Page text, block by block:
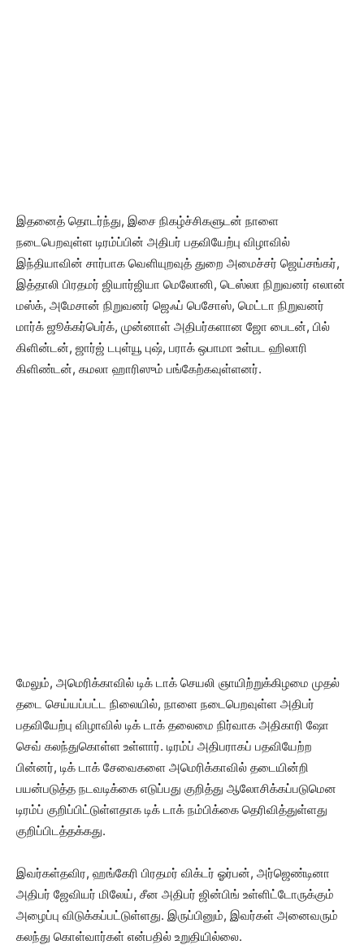
இதனைத் தொடர்ந்து, இசை நிகழ்ச்சிகளுடன் நாளை
நடைபெறவுள்ள டிரம்ப்பின் அதிபர் பதவியேற்பு விழாவில்
இந்தியாவின் சார்பாக வெளியுறவுத் துறை அமைச்சர் ஜெய்சங்கர்,
இத்தாலி பிரதமர் ஜியார்ஜியா மெலோனி, டெஸ்லா நிறுவனர் எலான்
மஸ்க், அமேசான் நிறுவனர் ஜெஃப் பெசோஸ், மெட்டா நிறுவனர்
மார்க் ஜூக்கர்பெர்க், முன்னாள் அதிபர்களான ஜோ பைடன், பில்
கிளின்டன், ஜார்ஜ் டபுள்யூ புஷ், பராக் ஒபாமா உள்பட ஹிலாரி
கிளிண்டன், கமலா ஹாரிஸும் பங்கேற்கவுள்ளனர்.
மேலும், அமெரிக்காவில் டிக் டாக் செயலி ஞாயிற்றுக்கிழமை முதல்
தடை செய்யப்பட்ட நிலையில், நாளை நடைபெறவுள்ள அதிபர்
பதவியேற்பு விழாவில் டிக் டாக் தலைமை நிர்வாக அதிகாரி ஷோ
செவ் கலந்துகொள்ள உள்ளார். டிரம்ப் அதிபராகப் பதவியேற்ற
பின்னர், டிக் டாக் சேவைகளை அமெரிக்காவில் தடையின்றி
பயன்படுத்த நடவடிக்கை எடுப்பது குறித்து ஆலோசிக்கப்படுமென
டிரம்ப் குறிப்பிட்டுள்ளதாக டிக் டாக் நம்பிக்கை தெரிவித்துள்ளது
குறிப்பிடத்தக்கது.
இவர்கள்தவிர, ஹங்கேரி பிரதமர் விக்டர் ஓர்பன், அர்ஜெண்டினா
அதிபர் ஜேவியர் மிலேய், சீன அதிபர் ஜின்பிங் உள்ளிட்டோருக்கும்
அழைப்பு விடுக்கப்பட்டுள்ளது. இருப்பினும், இவர்கள் அனைவரும்
கலந்து கொள்வார்கள் என்பதில் உறுதியில்லை.